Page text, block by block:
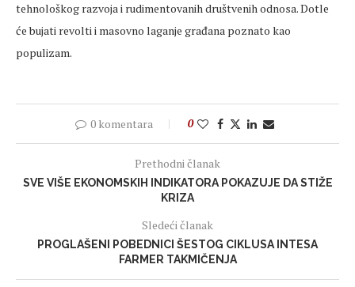
tehnološkog razvoja i rudimentovanih društvenih odnosa. Dotle
će bujati revolti i masovno laganje građana poznato kao
populizam.
0 komentara 0
Prethodni članak
SVE VIŠE EKONOMSKIH INDIKATORA POKAZUJE DA STIŽE
KRIZA
Sledeći članak
PROGLAŠENI POBEDNICI ŠESTOG CIKLUSA INTESA
FARMER TAKMIČENJA